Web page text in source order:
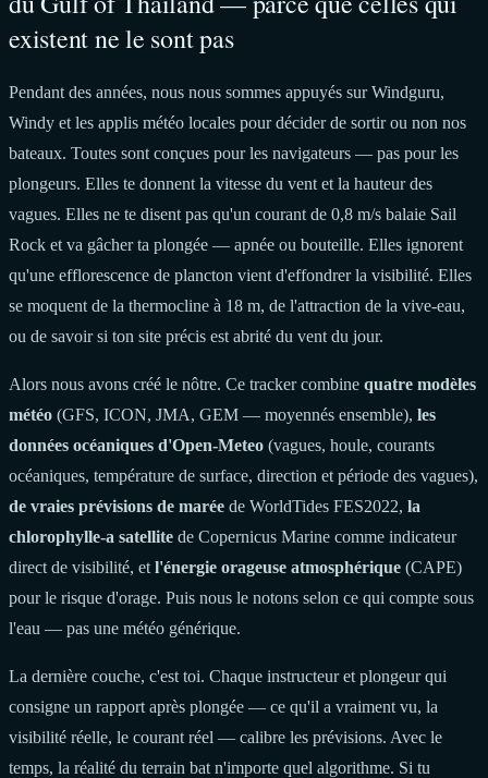
existent ne le sont pas
Pendant des années, nous nous sommes appuyés sur Windguru,
Windy et les applis météo locales pour décider de sortir ou non nos
bateaux. Toutes sont conçues pour les navigateurs — pas pour les
plongeurs. Elles te donnent la vitesse du vent et la hauteur des
vagues. Elles ne te disent pas qu'un courant de 0,8 m/s balaie Sail
Rock et va gâcher ta plongée — apnée ou bouteille. Elles ignorent
qu'une efflorescence de plancton vient d'effondrer la visibilité. Elles
se moquent de la thermocline à 18 m, de l'attraction de la vive-eau,
ou de savoir si ton site précis est abrité du vent du jour.
Alors nous avons créé le nôtre. Ce tracker combine quatre modèles
météo (GFS, ICON, JMA, GEM — moyennés ensemble), les
données océaniques d'Open-Meteo (vagues, houle, courants
océaniques, température de surface, direction et période des vagues),
de vraies prévisions de marée de WorldTides FES2022, la
chlorophylle-a satellite de Copernicus Marine comme indicateur
direct de visibilité, et l'énergie orageuse atmosphérique (CAPE)
pour le risque d'orage. Puis nous le notons selon ce qui compte sous
l'eau — pas une météo générique.
La dernière couche, c'est toi. Chaque instructeur et plongeur qui
consigne un rapport après plongée — ce qu'il a vraiment vu, la
visibilité réelle, le courant réel — calibre les prévisions. Avec le
temps, la réalité du terrain bat n'importe quel algorithme. Si tu